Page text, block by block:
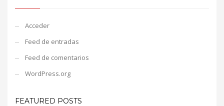
Acceder
Feed de entradas
Feed de comentarios
WordPress.org
FEATURED POSTS